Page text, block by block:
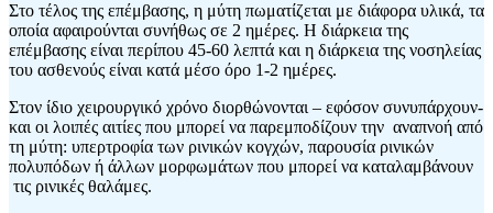
Στο τέλος της επέμβασης, η μύτη πωματίζεται με διάφορα υλικά, τα
οποία αφαιρούνται συνήθως σε 2 ημέρες. Η διάρκεια της
επέμβασης είναι περίπου 45-60 λεπτά και η διάρκεια της νοσηλείας
του ασθενούς είναι κατά μέσο όρο 1-2 ημέρες.
Στον ίδιο χειρουργικό χρόνο διορθώνονται – εφόσον συνυπάρχουν-
και οι λοιπές αιτίες που μπορεί να παρεμποδίζουν την αναπνοή από
τη μύτη: υπερτροφία των ρινικών κογχών, παρουσία ρινικών
πολυπόδων ή άλλων μορφωμάτων που μπορεί να καταλαμβάνουν
τις ρινικές θαλάμες.